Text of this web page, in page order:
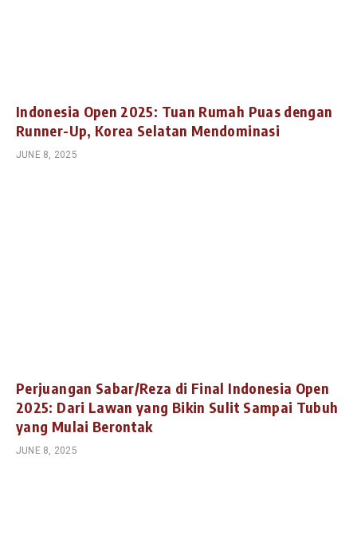
Indonesia Open 2025: Tuan Rumah Puas dengan
Runner-Up, Korea Selatan Mendominasi
JUNE 8, 2025
Perjuangan Sabar/Reza di Final Indonesia Open
2025: Dari Lawan yang Bikin Sulit Sampai Tubuh
yang Mulai Berontak
JUNE 8, 2025